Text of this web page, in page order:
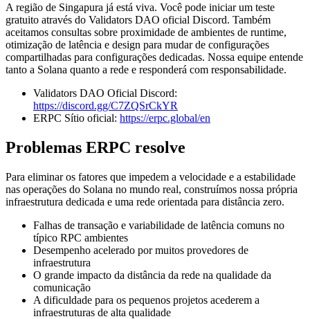
A região de Singapura já está viva. Você pode iniciar um teste
gratuito através do Validators DAO oficial Discord. Também
aceitamos consultas sobre proximidade de ambientes de runtime,
otimização de latência e design para mudar de configurações
compartilhadas para configurações dedicadas. Nossa equipe entende
tanto a Solana quanto a rede e responderá com responsabilidade.
Validators DAO Oficial Discord:
https://discord.gg/C7ZQSrCkYR
ERPC Sítio oficial: https://erpc.global/en
Problemas ERPC resolve
Para eliminar os fatores que impedem a velocidade e a estabilidade
nas operações do Solana no mundo real, construímos nossa própria
infraestrutura dedicada e uma rede orientada para distância zero.
Falhas de transação e variabilidade de latência comuns no
típico RPC ambientes
Desempenho acelerado por muitos provedores de
infraestrutura
O grande impacto da distância da rede na qualidade da
comunicação
A dificuldade para os pequenos projetos acederem a
infraestruturas de alta qualidade